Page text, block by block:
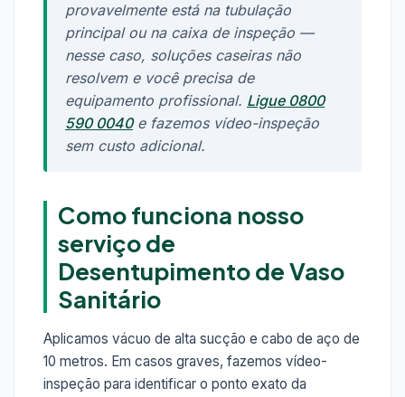
provavelmente está na tubulação
principal ou na caixa de inspeção —
nesse caso, soluções caseiras não
resolvem e você precisa de
equipamento profissional. Ligue 0800
590 0040e fazemos vídeo-inspeção
sem custo adicional.
Como funciona nosso
serviço de
Desentupimento de Vaso
Sanitário
Aplicamos vácuo de alta sucção e cabo de aço de
10 metros. Em casos graves, fazemos vídeo-
inspeção para identificar o ponto exato da